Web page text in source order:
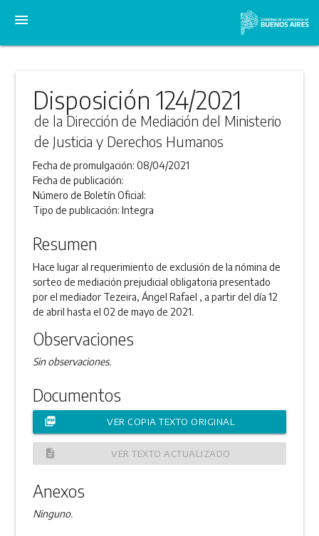
menu
Disposición 124/2021
de la Dirección de Mediación del Ministerio
de Justicia y Derechos Humanos
Fecha de promulgación:08/04/2021
Fecha de publicación:
Número de Boletín Oficial:
Tipo de publicación:Integra
Resumen
Hace lugar al requerimiento de exclusión de la nómina de
sorteo de mediación prejudicial obligatoria presentado
por el mediador Tezeira, Ángel Rafael , a partir del día 12
de abril hasta el 02 de mayo de 2021.
Observaciones
Sin observaciones.
Documentos
picture_as_pdf VER COPIA TEXTO ORIGINAL
description VER TEXTO ACTUALIZADO
Anexos
Ninguno.